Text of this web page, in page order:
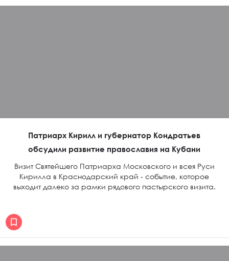
Патриарх Кирилл и губернатор Кондратьев
обсудили развитие православия на Кубани
Визит Святейшего Патриарха Московского и всея Руси
Кирилла в Краснодарский край - событие, которое
выходит далеко за рамки рядового пастырского визита.